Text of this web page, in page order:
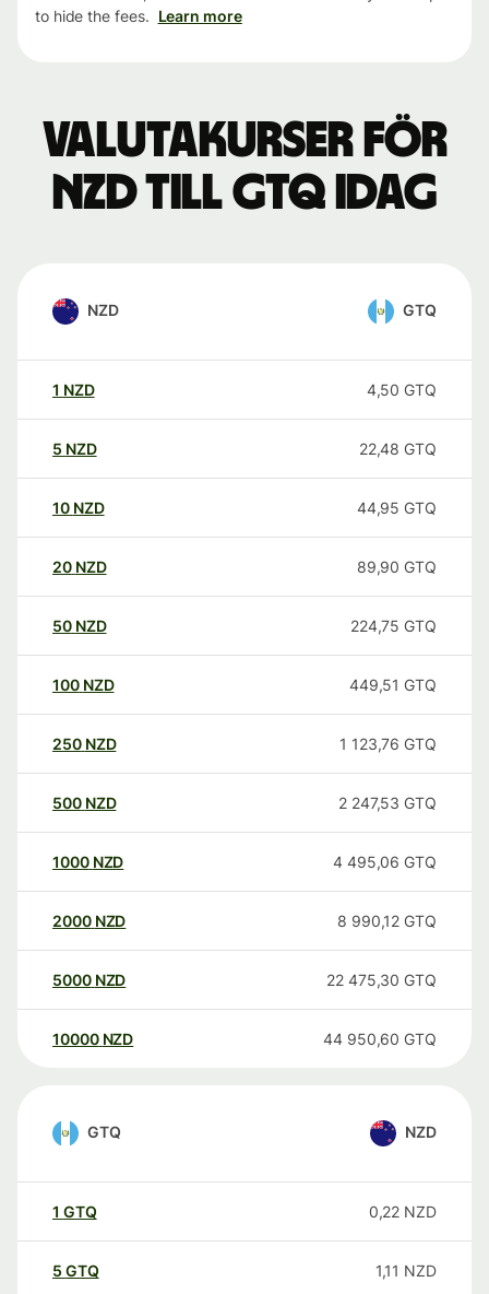
to hide the fees. Learn more
Valutakurser för
NZD till GTQ idag
NZD GTQ
1 NZD 4,50 GTQ
5 NZD 22,48 GTQ
10 NZD 44,95 GTQ
20 NZD 89,90 GTQ
50 NZD 224,75 GTQ
100 NZD 449,51 GTQ
250 NZD 1 123,76 GTQ
500 NZD 2 247,53 GTQ
1000 NZD 4 495,06 GTQ
2000 NZD 8 990,12 GTQ
5000 NZD 22 475,30 GTQ
10000 NZD 44 950,60 GTQ
GTQ NZD
1 GTQ 0,22 NZD
5 GTQ 1,11 NZD